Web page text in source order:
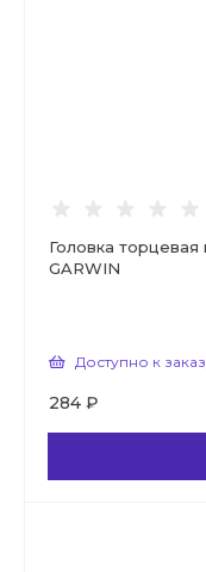
Головка торцевая
GARWIN
Доступно к
284 ₽